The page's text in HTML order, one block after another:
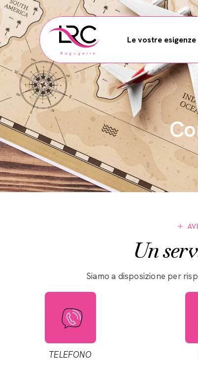
Le vostre esigenze
Un
Siamo a disposizione per
TELEFONO